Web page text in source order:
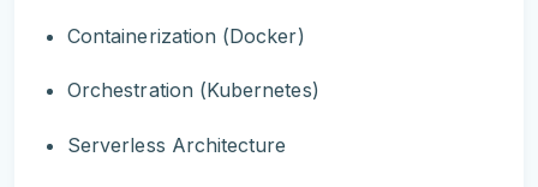
Containerization (Docker)
Orchestration (Kubernetes)
Serverless Architecture